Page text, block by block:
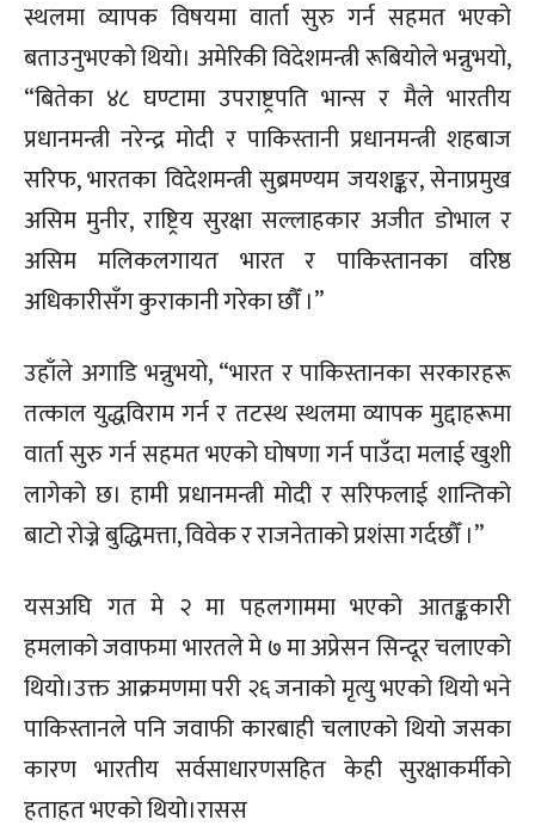
स्थलमा व्यापक विषयमा वार्ता सुरु गर्न सहमत भएको
बताउनुभएको थियो। अमेरिकी विदेशमन्त्री रूबियोले भन्नुभयो,
“बितेका ४८ घण्टामा उपराष्ट्रपति भान्स र मैले भारतीय
प्रधानमन्त्री नरेन्द्र मोदी र पाकिस्तानी प्रधानमन्त्री शहबाज
सरिफ, भारतका विदेशमन्त्री सुब्रमण्यम जयशङ्कर, सेनाप्रमुख
असिम मुनीर, राष्ट्रिय सुरक्षा सल्लाहकार अजीत डोभाल र
असिम मलिकलगायत भारत र पाकिस्तानका वरिष्ठ
अधिकारीसँग कुराकानी गरेका छौँ ।”
उहाँले अगाडि भन्नुभयो, “भारत र पाकिस्तानका सरकारहरू
तत्काल युद्धविराम गर्न र तटस्थ स्थलमा व्यापक मुद्दाहरूमा
वार्ता सुरु गर्न सहमत भएको घोषणा गर्न पाउँदा मलाई खुशी
लागेको छ। हामी प्रधानमन्त्री मोदी र सरिफलाई शान्तिको
बाटो रोज्ने बुद्धिमत्ता, विवेक र राजनेताको प्रशंसा गर्दछौँ ।”
यसअघि गत मे २ मा पहलगाममा भएको आतङ्ककारी
हमलाको जवाफमा भारतले मे ७ मा अप्रेसन सिन्दूर चलाएको
थियो।उक्त आक्रमणमा परी २६ जनाको मृत्यु भएको थियो भने
पाकिस्तानले पनि जवाफी कारबाही चलाएको थियो जसका
कारण भारतीय सर्वसाधारणसहित केही सुरक्षाकर्मीको
हताहत भएको थियो।रासस